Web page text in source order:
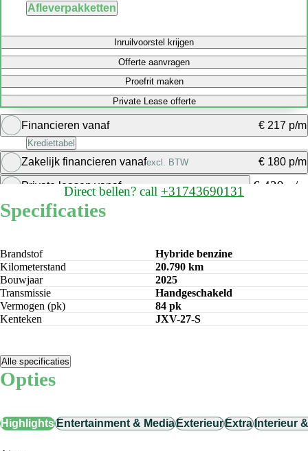
Afleverpakketten
Inruilvoorstel krijgen
Offerte aanvragen
Proefrit maken
Private Lease offerte
Financieren vanaf € 217 p/m
Krediettabel
Bereken maandbedrag
Zakelijk financieren vanafexcl. BTW € 180 p/m
Bereken maandbedrag
Private leasen vanaf € 429 p/m
Direct bellen? call +31743690131
Specificaties
Brandstof
Hybride benzine
Kilometerstand
20.790 km
Bouwjaar
2025
Transmissie
Handgeschakeld
Vermogen (pk)
84 pk
Kenteken
JXV-27-S
Alle specificaties
Opties
HighlightsEntertainment & MediaExterieurExtraInterieur